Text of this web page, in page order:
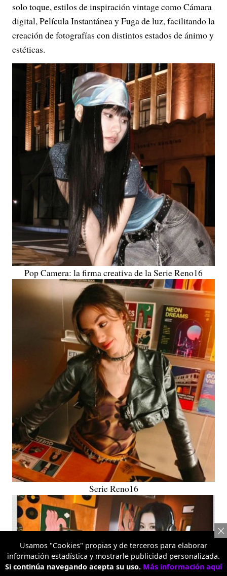
solo toque, estilos de inspiración vintage como Cámara
digital, Película Instantánea y Fuga de luz, facilitando la
creación de fotografías con distintos estados de ánimo y
estéticas.
Pop Camera: la firma creativa de la Serie Reno16
Serie Reno16
Usamos "Cookies" propias y de terceros para elaborar
información estadística y mostrarle publicidad personalizada.
Si continúa navegando acepta su uso. Más información aquí